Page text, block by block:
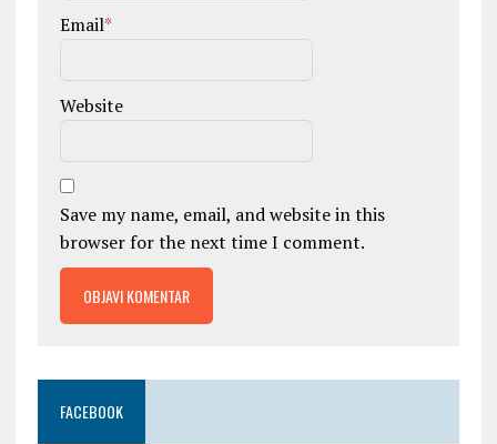
Email*
Website
Save my name, email, and website in this
browser for the next time I comment.
FACEBOOK